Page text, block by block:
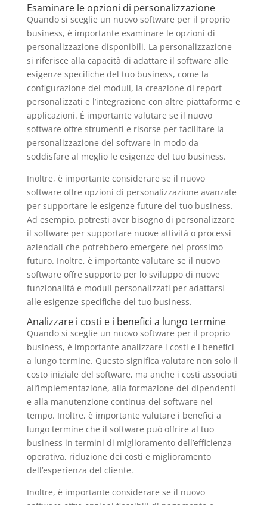
Esaminare le opzioni di personalizzazione
Quando si sceglie un nuovo software per il proprio
business, è importante esaminare le opzioni di
personalizzazione disponibili. La personalizzazione
si riferisce alla capacità di adattare il software alle
esigenze specifiche del tuo business, come la
configurazione dei moduli, la creazione di report
personalizzati e l’integrazione con altre piattaforme e
applicazioni. È importante valutare se il nuovo
software offre strumenti e risorse per facilitare la
personalizzazione del software in modo da
soddisfare al meglio le esigenze del tuo business.
Inoltre, è importante considerare se il nuovo
software offre opzioni di personalizzazione avanzate
per supportare le esigenze future del tuo business.
Ad esempio, potresti aver bisogno di personalizzare
il software per supportare nuove attività o processi
aziendali che potrebbero emergere nel prossimo
futuro. Inoltre, è importante valutare se il nuovo
software offre supporto per lo sviluppo di nuove
funzionalità e moduli personalizzati per adattarsi
alle esigenze specifiche del tuo business.
Analizzare i costi e i benefici a lungo termine
Quando si sceglie un nuovo software per il proprio
business, è importante analizzare i costi e i benefici
a lungo termine. Questo significa valutare non solo il
costo iniziale del software, ma anche i costi associati
all’implementazione, alla formazione dei dipendenti
e alla manutenzione continua del software nel
tempo. Inoltre, è importante valutare i benefici a
lungo termine che il software può offrire al tuo
business in termini di miglioramento dell’efficienza
operativa, riduzione dei costi e miglioramento
dell’esperienza del cliente.
Inoltre, è importante considerare se il nuovo